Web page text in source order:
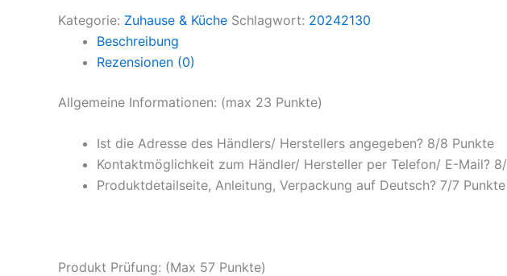
Kategorie: Zuhause & Küche Schlagwort: 20242130
Beschreibung
Rezensionen (0)
Allgemeine Informationen: (max 23 Punkte)
Ist die Adresse des Händlers/ Herstellers angegeben? 8/8 Punkte
Kontaktmöglichkeit zum Händler/ Hersteller per Telefon/ E-Mail? 8/
Produktdetailseite, Anleitung, Verpackung auf Deutsch? 7/7 Punkte
Produkt Prüfung: (Max 57 Punkte)